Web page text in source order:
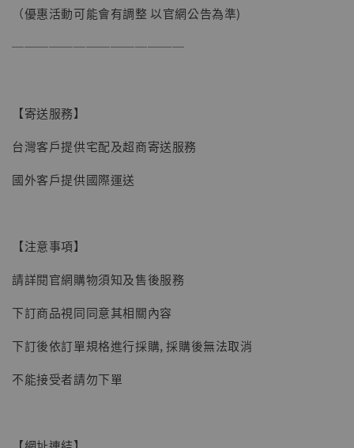
【現貨】BJSTUDIO 1/6系列可動蒐藏人偶 讓
子彈飛 鵝城縣長 張麻子 [BK01]
（優惠活動可能會有調整 以官網公告為準)
──────────────
【寄送服務】
台灣客戶提供宅配及超商寄送服務
國外客戶提供國際運送
【注意事項】
請詳閱官網購物須知及售後服務
下訂商品視同同意其相關內容
下訂後依訂單規格進行採購, 採購後無法取消
不能接受者請勿下單